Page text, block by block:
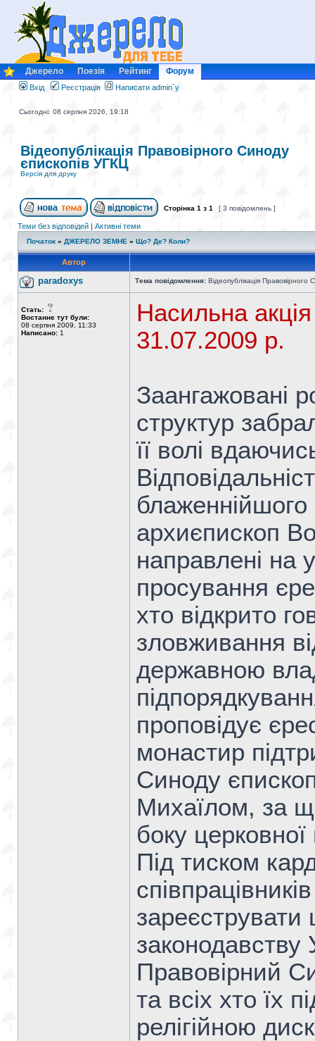
Джерело Поезія Рейтинг Форум
Вхід Реєстрація Написати admin`у
Сьогодні: 08 серпня 2026, 19:18
Відеопублікація Правовірного Синоду
єпископів УГКЦ
Версія для друку
Сторінка 1 з 1 [ 3 повідомлень ]
Теми без відповідей | Активні теми
Початок » ДЖЕРЕЛО ЗЕМНЕ » Що? Де? Коли?
Автор
paradoxys Тема повідомлення: Відеопублікація Правовірного
Стать:
Востаннє тут були:
08 серпня 2009, 11:33
Написано: 1
Насильна
31.07.2009 р.
Заангажовані
структур
її волі
архиєпископ
направлені на
просування
хто відкрито
зловживання
державною
проповідує
монастир
Синоду
Михаїлом, за
боку
Під тиском
законодавству
Правовірний
та всіх хто їх
релігійною